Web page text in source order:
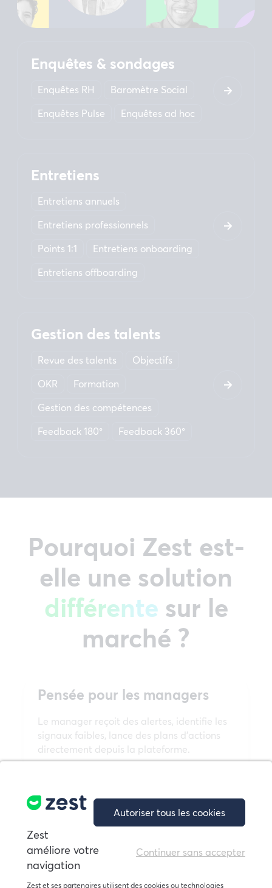
Enquêtes & sondages
Enquêtes RH
Baromètre Social
Enquêtes Pulse
Enquêtes ad hoc
Entretiens
Entretiens annuels
Entretiens professionnels
Points 1:1
Entretiens onboarding
Entretiens offboarding
Gestion des talents
Revue des talents
Objectifs
OKR
Formation
Gestion des compétences
Feedback 180°
Feedback 360°
Pourquoi Zest est-
elle une solution
différente sur le
marché ?
Pensée pour les managers
Le manager reçoit des alertes, identifie les
signaux faibles, lance des plans d’actions
directement depuis la plateforme.
(turnover, absentéisme)
Plans d’actions guidés, boostés par IA
et directement activables in-app
mobile-first, accessible à 100%
Autoriser tous les cookies
Continuer sans accepter
Zest
améliore votre
navigation
Zest et ses partenaires utilisent des cookies ou technologies